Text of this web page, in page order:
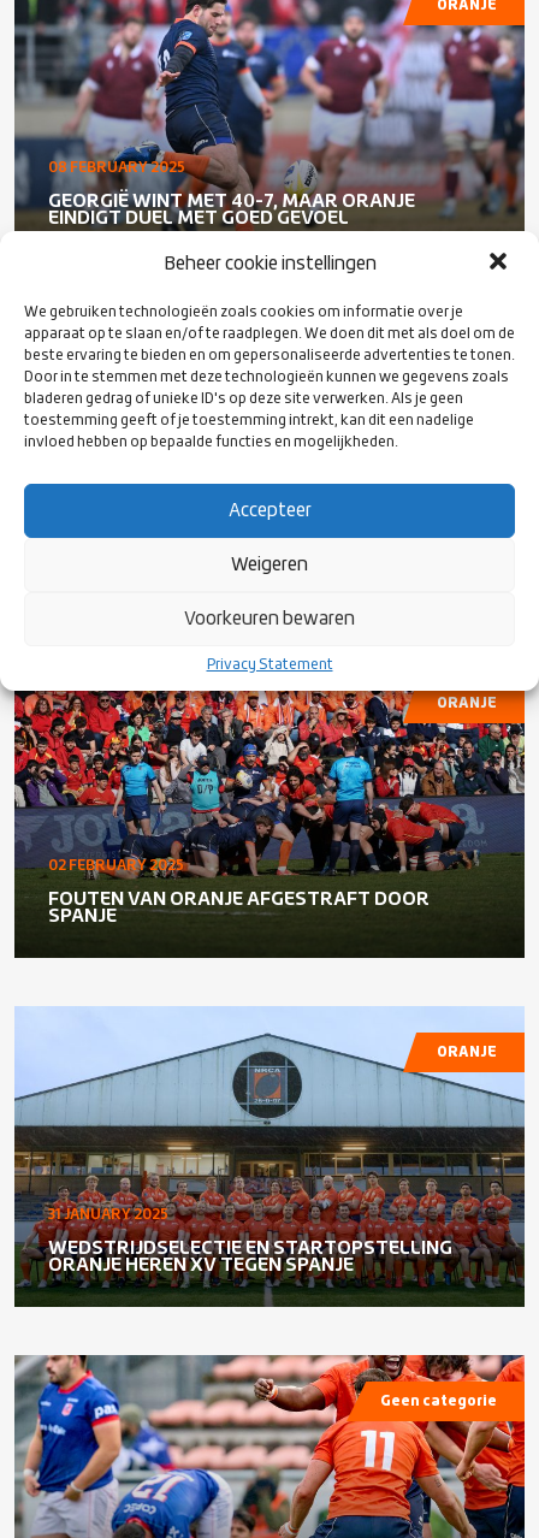
Beheer cookie instellingen
We gebruiken technologieën zoals cookies om informatie over je
apparaat op te slaan en/of te raadplegen. We doen dit met als doel om de
beste ervaring te bieden en om gepersonaliseerde advertenties te tonen.
Door in te stemmen met deze technologieën kunnen we gegevens zoals
bladeren gedrag of unieke ID's op deze site verwerken. Als je geen
toestemming geeft of je toestemming intrekt, kan dit een nadelige
invloed hebben op bepaalde functies en mogelijkheden.
Accepteer
Weigeren
Voorkeuren bewaren
Privacy Statement
08 FEBRUARY 2025
GEORGIË WINT MET 40-7, MAAR ORANJE
EINDIGT DUEL MET GOED GEVOEL
ORANJE
ORANJE HEREN XV TEGEN GEORGIË
ORANJE
02 FEBRUARY 2025
FOUTEN VAN ORANJE AFGESTRAFT DOOR
SPANJE
ORANJE
31 JANUARY 2025
WEDSTRIJDSELECTIE EN STARTOPSTELLING
ORANJE HEREN XV TEGEN SPANJE
ORANJE
Geen categorie